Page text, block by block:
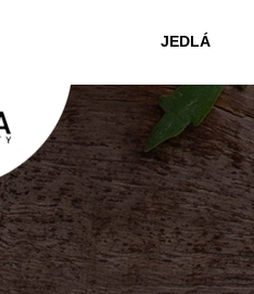
JEDLÁ